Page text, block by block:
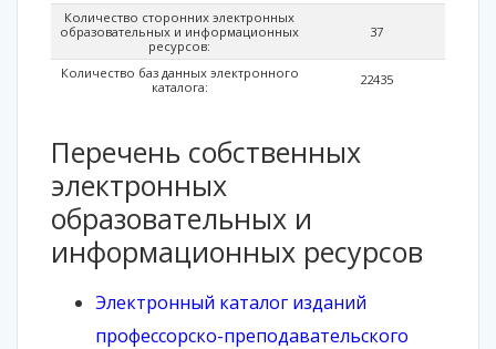
Количество сторонних электронных
образовательных и информационных
ресурсов:
37
Количество баз данных электронного
каталога:
22435
Перечень собственных
электронных
образовательных и
информационных ресурсов
Электронный каталог изданий
профессорско-преподавательского